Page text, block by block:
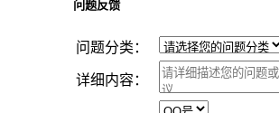
问题反馈
问题分类：
详细内容：